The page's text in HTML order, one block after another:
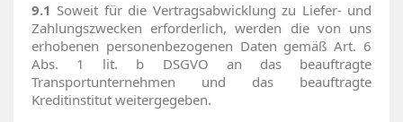
9.1 Soweit für die Vertragsabwicklung zu Liefer- und
Zahlungszwecken erforderlich, werden die von uns
erhobenen personenbezogenen Daten gemäß Art. 6
Abs. 1 lit. b DSGVO an das beauftragte
Transportunternehmen und das beauftragte
Kreditinstitut weitergegeben.